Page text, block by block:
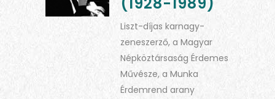
Liszt-díjas karnagy-
zeneszerző, a Magyar
Népköztársaság Érdemes
Művésze, a Munka
Érdemrend arany